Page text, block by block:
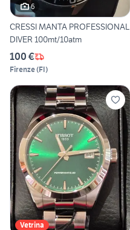
6
CRESSI MANTA PROFESSIONAL
DIVER 100mt/10atm
100 €
Firenze(FI)
Vetrina